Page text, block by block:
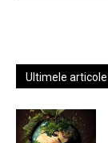
Ultimele articole